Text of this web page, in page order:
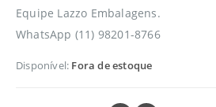
Equipe Lazzo Embalagens.
WhatsApp (11) 98201-8766
Disponível: Fora de estoque